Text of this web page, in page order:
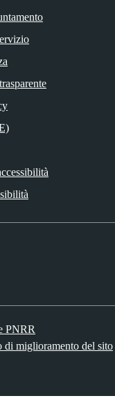
PNRR
di miglioramento del sito